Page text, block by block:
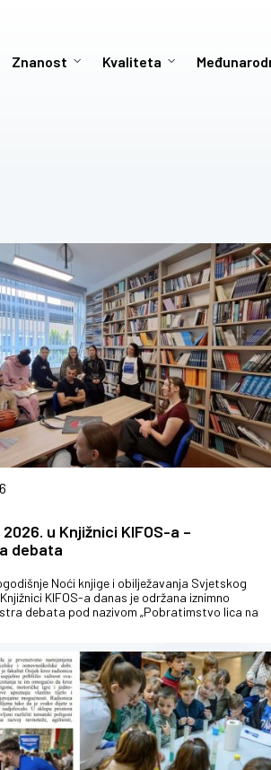
Znanost Kvaliteta
u Knjižnici KIFOS-a –
debata
Noći knjige i obilježavanja Svjetskog
KIFOS-a danas je održana iznimno
debata pod nazivom „Pobratimstvo lica na